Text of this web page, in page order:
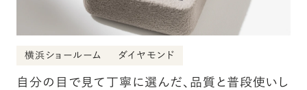
横浜ショールーム ダイヤモンド
自分の目で見て丁寧に選んだ、品質と普段使いし